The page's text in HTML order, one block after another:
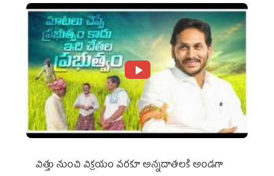
విత్తు నుంచి విక్రయం వరకూ అన్నదాతలకి అండగా